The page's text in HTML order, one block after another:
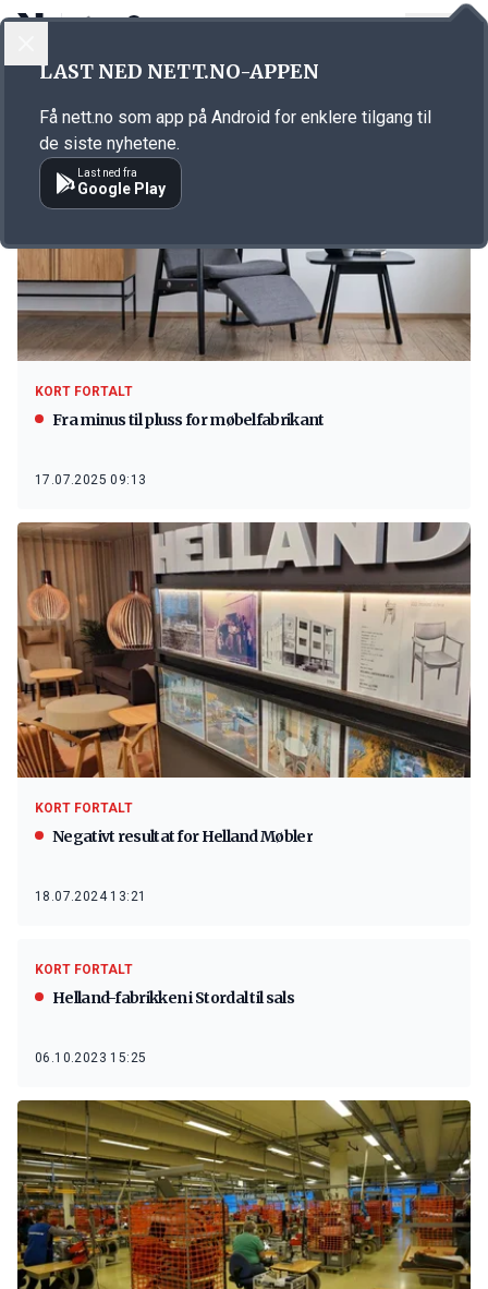
Emne: Helland Møbler
KORT FORTALT
Fra minus til pluss for møbelfabrikant
17.07.2025 09:13
KORT FORTALT
Negativt resultat for Helland Møbler
18.07.2024 13:21
KORT FORTALT
Helland-fabrikken i Stordal til sals
06.10.2023 15:25
LAST NED NETT.NO-APPEN
Få nett.no som app på Android for enklere tilgang til
de siste nyhetene.
Last ned fra
Google Play